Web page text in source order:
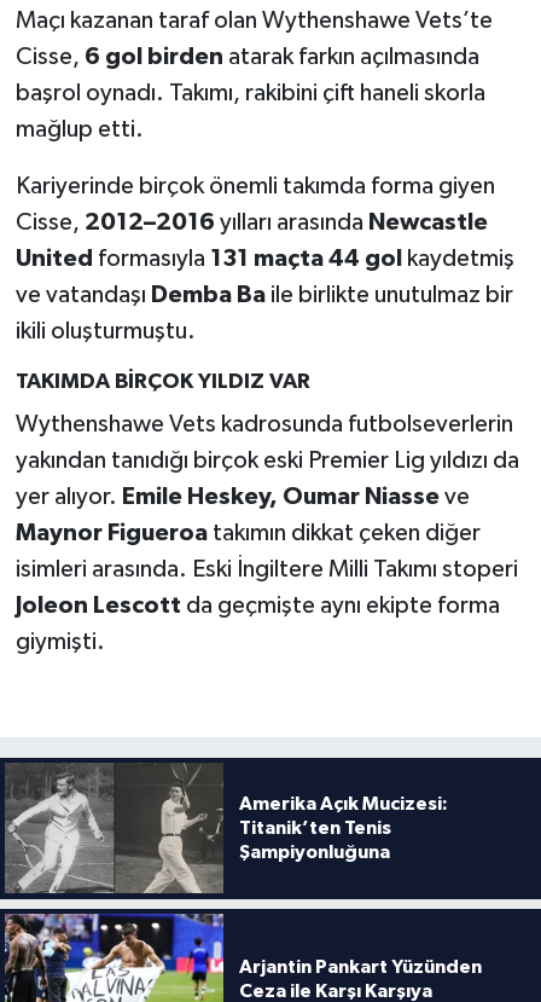
Maçı kazanan taraf olan Wythenshawe Vets’te
Cisse, 6 gol birden atarak farkın açılmasında
başrol oynadı. Takımı, rakibini çift haneli skorla
mağlup etti.
Kariyerinde birçok önemli takımda forma giyen
Cisse, 2012–2016 yılları arasında Newcastle
United formasıyla 131 maçta 44 gol
kaydetmiş
ve vatandaşı Demba Baile birlikte unutulmaz bir
ikili oluşturmuştu.
TAKIMDA BİRÇOK YILDIZ VAR
Wythenshawe Vets kadrosunda futbolseverlerin
yakından tanıdığı birçok eski Premier Lig yıldızı da
yer alıyor. Emile Heskey, Oumar Niasseve
Maynor Figueroatakımın dikkat çeken diğer
isimleri arasında. Eski İngiltere Milli Takımı stoperi
Joleon Lescott da geçmişte aynı ekipte forma
giymişti.
Amerika Açık Mucizesi:
Titanik’ten Tenis
Şampiyonluğuna
Arjantin Pankart Yüzünden
Ceza ile Karşı Karşıya
Halter
Motor Sporları
Su Sporları
Diğer Spor Dalları
Futbolcular